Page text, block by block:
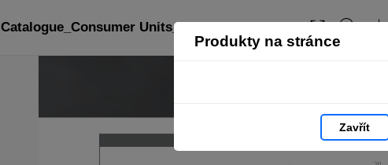
Produkty na stránce
Zavřít
Catalogue_Consumer Units_CZ: strana 225